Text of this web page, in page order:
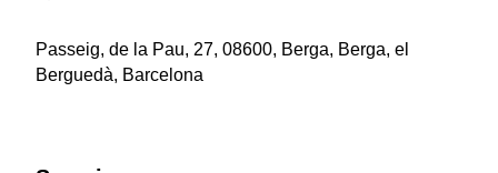
Passeig, de la Pau, 27, 08600, Berga, Berga, el
Berguedà, Barcelona